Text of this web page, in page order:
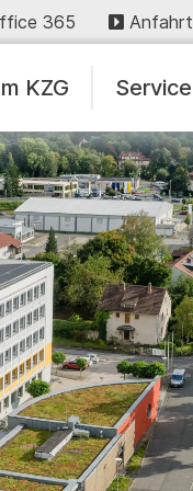
365 Anfahrt
KZG Service